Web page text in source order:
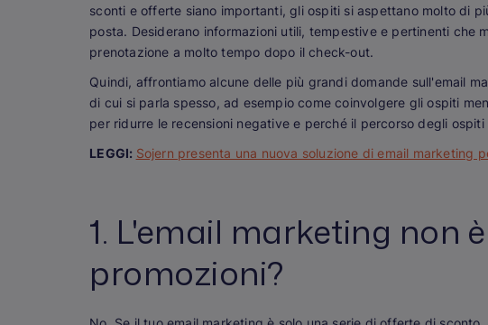
sconti e offerte siano importanti, gli ospiti si aspettano molto di
posta. Desiderano informazioni utili, tempestive e pertinenti che
prenotazione a molto tempo dopo il check-out.
Quindi, affrontiamo alcune delle più grandi domande sull'email
di cui si parla spesso, ad esempio come coinvolgere gli ospiti
per ridurre le recensioni negative e perché il percorso degli
LEGGI: Sojern presenta una nuova soluzione di email marketing
1. L'email marketing non
promozioni?